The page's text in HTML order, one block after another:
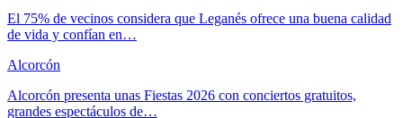
El 75% de vecinos considera que Leganés ofrece una buena calidad
de vida y confían en…
Alcorcón
Alcorcón presenta unas Fiestas 2026 con conciertos gratuitos,
grandes espectáculos de…